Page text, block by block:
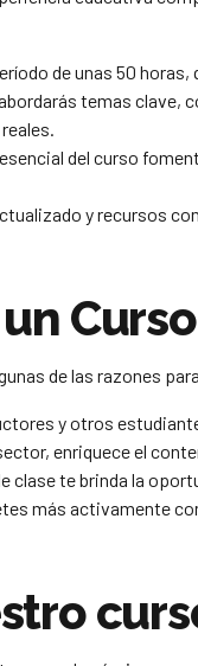
de unas 50
temas clave,
del curso
y recursos
de las razones
y otros
enriquece el
te brinda la
más activamente